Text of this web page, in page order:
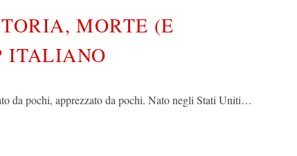
MORTE (E
ITALIANO
da pochi, apprezzato da pochi. Nato negli Stati Uniti…